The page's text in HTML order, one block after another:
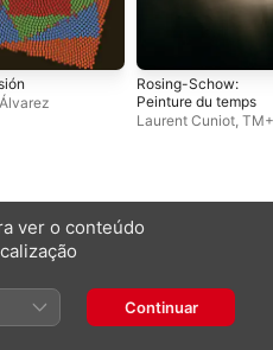
Rosing-Schow:
Peinture du temps
Laurent Cuniot, TM+
ver o conteúdo
Continuar